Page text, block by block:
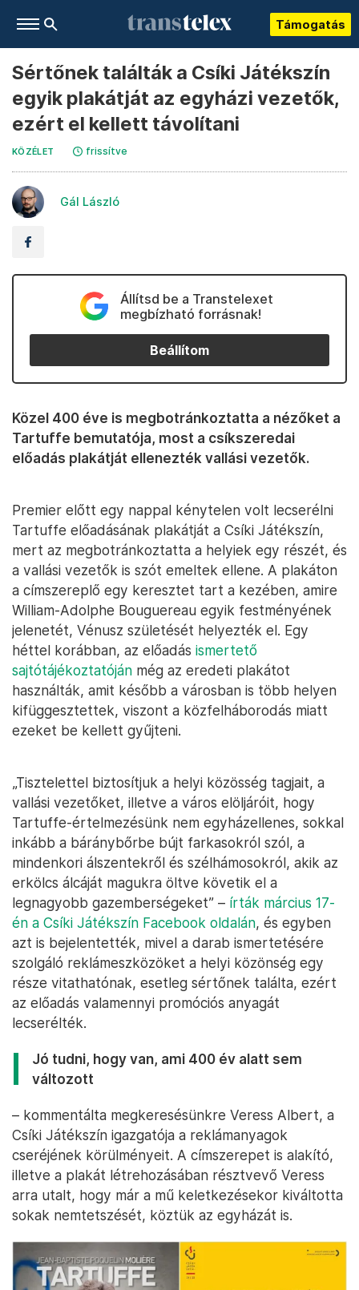
Támogatás
Sértőnek találták a Csíki Játékszín
egyik plakátját az egyházi vezetők,
ezért el kellett távolítani
KÖZÉLET frissítve
Gál László
Állítsd be a Transtelexet
megbízható forrásnak!
Beállítom
Közel 400 éve is megbotránkoztatta a nézőket a
Tartuffe bemutatója, most a csíkszeredai
előadás plakátját ellenezték vallási vezetők.
Premier előtt egy nappal kénytelen volt lecserélni
Tartuffe előadásának plakátját a Csíki Játékszín,
mert az megbotránkoztatta a helyiek egy részét, és
a vallási vezetők is szót emeltek ellene. A plakáton
a címszereplő egy keresztet tart a kezében, amire
William-Adolphe Bouguereau egyik festményének
jelenetét, Vénusz születését helyezték el. Egy
héttel korábban, az előadás ismertető
sajtótájékoztatóján még az eredeti plakátot
használták, amit később a városban is több helyen
kifüggesztettek, viszont a közfelháborodás miatt
ezeket be kellett gyűjteni.
„Tisztelettel biztosítjuk a helyi közösség tagjait, a
vallási vezetőket, illetve a város elöljáróit, hogy
Tartuffe-értelmezésünk nem egyházellenes, sokkal
inkább a báránybőrbe bújt farkasokról szól, a
mindenkori álszentekről és szélhámosokról, akik az
erkölcs álcáját magukra öltve követik el a
legnagyobb gazemberségeket” – írták március 17-
én a Csíki Játékszín Facebook oldalán, és egyben
azt is bejelentették, mivel a darab ismertetésére
szolgáló reklámeszközöket a helyi közönség egy
része vitathatónak, esetleg sértőnek találta, ezért
az előadás valamennyi promóciós anyagát
lecserélték.
Jó tudni, hogy van, ami 400 év alatt sem
változott
– kommentálta megkeresésünkre Veress Albert, a
Csíki Játékszín igazgatója a reklámanyagok
cseréjének körülményeit. A címszerepet is alakító,
illetve a plakát létrehozásában résztvevő Veress
arra utalt, hogy már a mű keletkezésekor kiváltotta
sokak nemtetszését, köztük az egyházát is.